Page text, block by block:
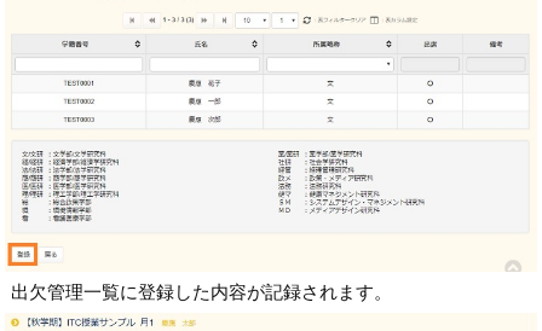
出欠管理一覧に登録した内容が記録されます。